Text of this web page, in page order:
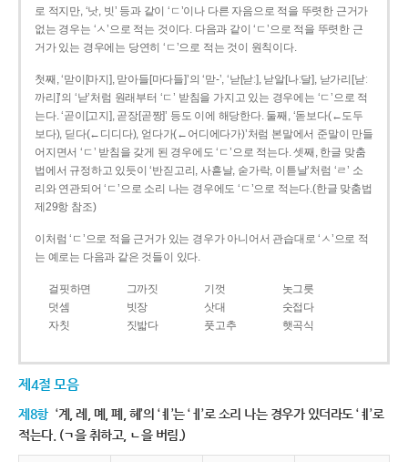
로 적지만, ‘낫, 빗’ 등과 같이 ‘ㄷ’이나 다른 자음으로 적을 뚜렷한 근거가
없는 경우는 ‘ㅅ’으로 적는 것이다. 다음과 같이 ‘ㄷ’으로 적을 뚜렷한 근
거가 있는 경우에는 당연히 ‘ㄷ’으로 적는 것이 원칙이다.
첫째, ‘맏이[마지], 맏아들[마다들]’의 ‘맏-’, ‘낟[낟ː], 낟알[나ː달], 낟가리[낟ː
까리]’의 ‘낟’처럼 원래부터 ‘ㄷ’ 받침을 가지고 있는 경우에는 ‘ㄷ’으로 적
는다. ‘곧이[고지], 곧장[곧짱]’ 등도 이에 해당한다. 둘째, ‘돋보다(←도두
보다), 딛다(←디디다), 얻다가(←어디에다가)’처럼 본말에서 준말이 만들
어지면서 ‘ㄷ’ 받침을 갖게 된 경우에도 ‘ㄷ’으로 적는다. 셋째, 한글 맞춤
법에서 규정하고 있듯이 ‘반짇고리, 사흗날, 숟가락, 이튿날’처럼 ‘ㄹ’ 소
리와 연관되어 ‘ㄷ’으로 소리 나는 경우에도 ‘ㄷ’으로 적는다.(한글 맞춤법
제29항 참조)
이처럼 ‘ㄷ’으로 적을 근거가 있는 경우가 아니어서 관습대로 ‘ㅅ’으로 적
는 예로는 다음과 같은 것들이 있다.
걸핏하면 그까짓 기껏
놋그릇
덧셈
빗장 삿대
숫접다
자칫
짓밟다 풋고추 햇곡식
제4절 모음
제8항 ‘계, 례, 몌, 폐, 혜’의 ‘ㅖ’는 ‘ㅔ’로 소리 나는 경우가 있더라도 ‘ㅖ’로
적는다. (ㄱ을 취하고, ㄴ을 버림.)